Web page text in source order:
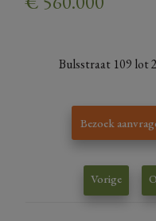
Bulsstraat 109 lot
Bezoek
Vorige